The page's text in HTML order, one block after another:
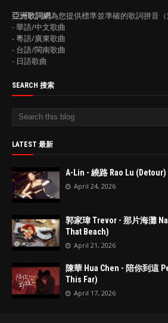
亞洲歌詞網為您提供標準並準確的歌詞拼音（
- 華語/中文歌曲
- 粵語/廣東歌曲
- 台語/閩南歌曲
- 日語歌曲
SEARCH 搜索
LATEST 最新
A-Lin - 繞路 Rao Lu (Detour)
April 24, 2026
郭家瑋 Trevor - 那片海灘
That Beach)
April 21, 2026
陳華 Hua Chen - 陪你到這
This Far)
April 17, 2026